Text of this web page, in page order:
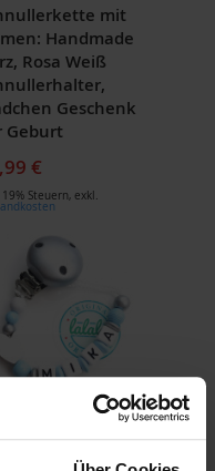
mit
Handmade
Rosa Weiß
Geschenk
Geburt
€
19% Steuern, exkl.
mit
Weiß Hellblau